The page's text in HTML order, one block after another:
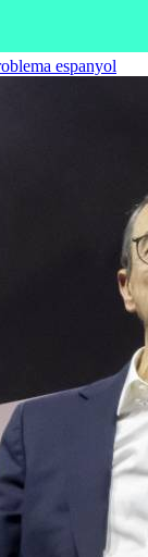
espanyol